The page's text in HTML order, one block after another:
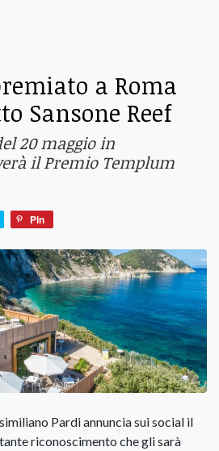
a Roma
Sansone Reef
20 maggio in
il Premio Templum
Pin
Pardi annuncia sui social il
riconoscimento che gli sarà